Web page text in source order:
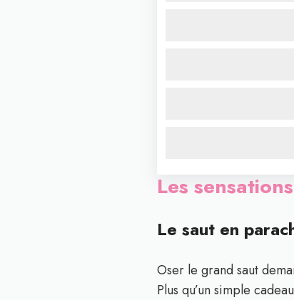
Les
Le saut en
Oser le grand saut
Plus qu’un simple